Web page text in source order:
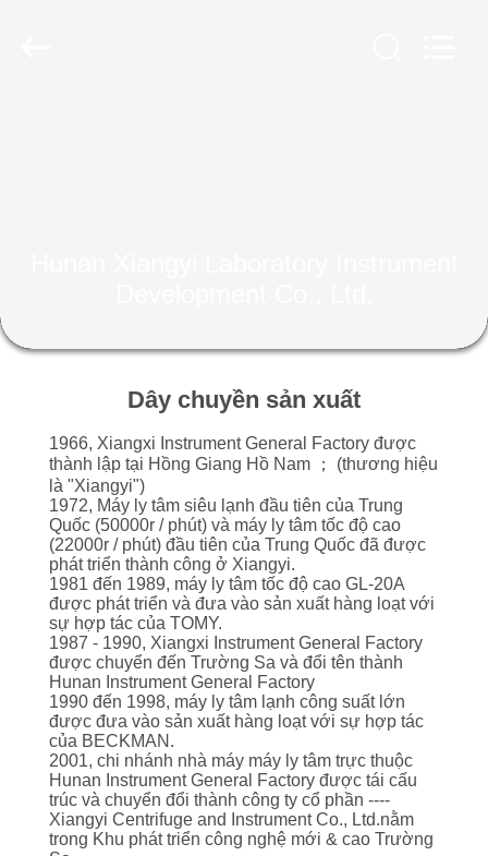
CHÚNG
TÔI
CHUYẾN
THAM
QUAN
NHÀ
MÁY
KIỂM
SOÁT
CHẤT
LƯỢNG
LIÊN
Dây chuyền sản xuất
1966, Xiangxi Instrument General Factory được
thành lập tại Hồng Giang Hồ Nam ； (thương hiệu
là "Xiangyi")
1972, Máy ly tâm siêu lạnh đầu tiên của Trung
Quốc (50000r / phút) và máy ly tâm tốc độ cao
(22000r / phút) đầu tiên của Trung Quốc đã được
phát triển thành công ở Xiangyi.
1981 đến 1989, máy ly tâm tốc độ cao GL-20A
được phát triển và đưa vào sản xuất hàng loạt với
sự hợp tác của TOMY.
1987 - 1990, Xiangxi Instrument General Factory
được chuyển đến Trường Sa và đổi tên thành
Hunan Instrument General Factory
1990 đến 1998, máy ly tâm lạnh công suất lớn
được đưa vào sản xuất hàng loạt với sự hợp tác
của BECKMAN.
2001, chi nhánh nhà máy máy ly tâm trực thuộc
Hunan Instrument General Factory được tái cấu
trúc và chuyển đổi thành công ty cổ phần ----
Xiangyi Centrifuge and Instrument Co., Ltd.nằm
trong Khu phát triển công nghệ mới & cao Trường